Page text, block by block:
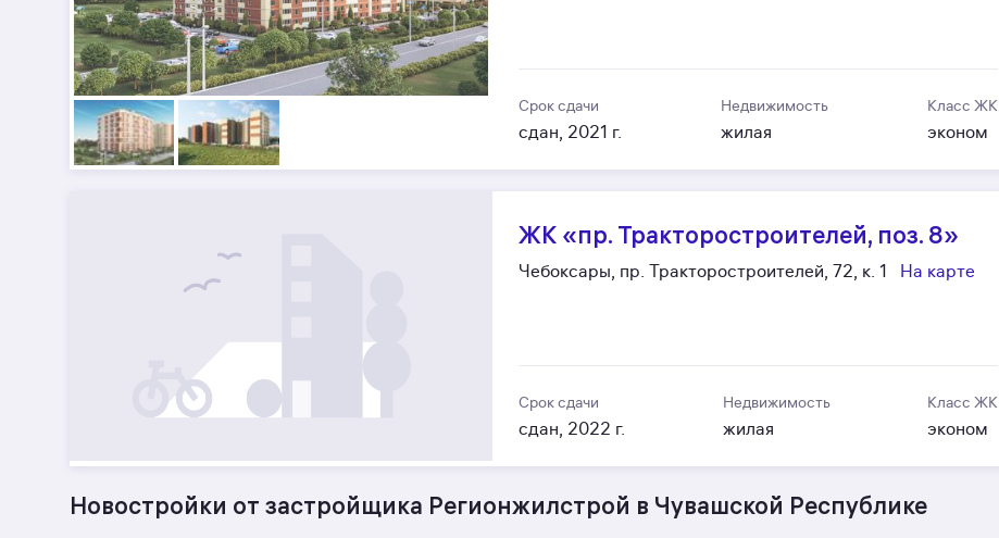
Срок сдачи
сдан, 2021 г.
Недвижимость
жилая
Класс ЖК
эконом
ЖК «пр. Тракторостроителей, поз. 8»
Чебоксары, пр. Тракторостроителей, 72, к. 1 На карте
Срок сдачи
сдан, 2022 г.
Недвижимость
жилая
Класс ЖК
эконом
Новостройки от застройщика Регионжилстрой в Чувашской Республике